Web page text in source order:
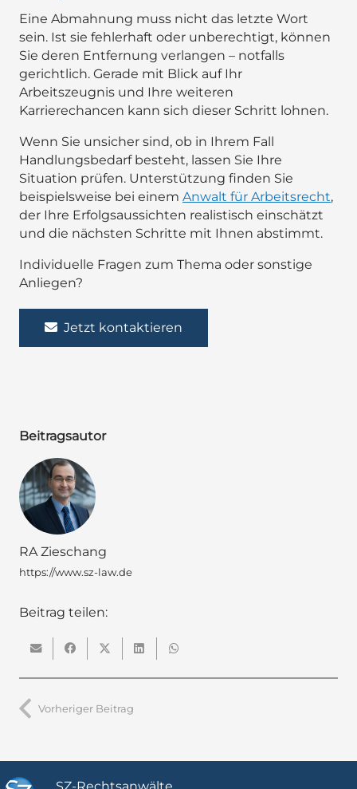
Eine Abmahnung muss nicht das letzte Wort
sein. Ist sie fehlerhaft oder unberechtigt, können
Sie deren Entfernung verlangen – notfalls
gerichtlich. Gerade mit Blick auf Ihr
Arbeitszeugnis und Ihre weiteren
Karrierechancen kann sich dieser Schritt lohnen.
Wenn Sie unsicher sind, ob in Ihrem Fall
Handlungsbedarf besteht, lassen Sie Ihre
Situation prüfen. Unterstützung finden Sie
beispielsweise bei einem Anwalt für Arbeitsrecht,
der Ihre Erfolgsaussichten realistisch einschätzt
und die nächsten Schritte mit Ihnen abstimmt.
Individuelle Fragen zum Thema oder sonstige
Anliegen?
Jetzt kontaktieren
Beitragsautor
RA Zieschang
https://www.sz-law.de
Beitrag teilen:
Vorheriger Beitrag